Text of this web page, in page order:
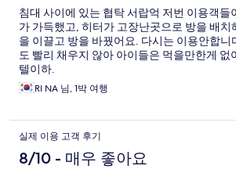
침대 사이에 있는 협탁 서랍억 저번 이용객들
가 가득했고, 히터가 고장난곳으로 방을 배치
을 이끌고 방을 바꿨어요. 다시는 이용안합니
도 빨리 채우지 않아 아이들은 먹을만한게 없
텔이하.
RI NA 님, 1박 여행
실제 이용 고객 후기
8/10 - 매우 좋아요